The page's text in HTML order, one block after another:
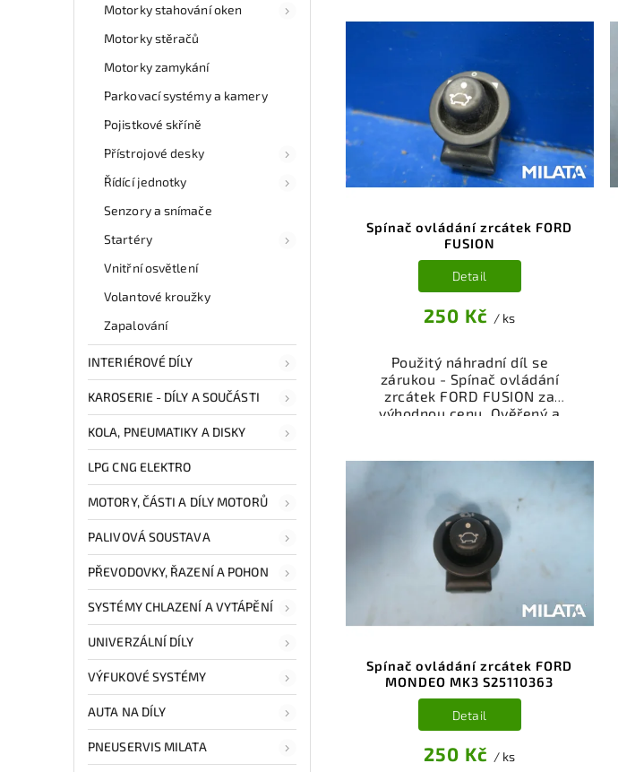
Motorky stahování oken
Motorky stěračů
Motorky zamykání
Parkovací systémy a kamery
Pojistkové skříně
Přístrojové desky
Řídící jednotky
Senzory a snímače
Startéry
Vnitřní osvětlení
Volantové kroužky
Zapalování
INTERIÉROVÉ DÍLY
KAROSERIE - DÍLY A SOUČÁSTI
KOLA, PNEUMATIKY A DISKY
LPG CNG ELEKTRO
MOTORY, ČÁSTI A DÍLY MOTORŮ
PALIVOVÁ SOUSTAVA
PŘEVODOVKY, ŘAZENÍ A POHON
SYSTÉMY CHLAZENÍ A VYTÁPĚNÍ
UNIVERZÁLNÍ DÍLY
VÝFUKOVÉ SYSTÉMY
AUTA NA DÍLY
PNEUSERVIS MILATA
příslušenství pro váš vůz.
montáži. Nabízíme osobní
odběr nebo rychlé doručení
přes e-shop. Samozřejmostí je
garance vrácení peněz v
případě nespokojenosti.
Spínač ovládání zrcátek FORD
FUSION
250 Kč / ks
Detail
Použitý náhradní díl se
zárukou - Spínač ovládání
zrcátek FORD FUSION za
výhodnou cenu. Ověřený a
příslušenství pro váš vůz.
vrakoviště, připravený k
montáži. Nabízíme osobní
odběr nebo rychlé doručení
přes e-shop. Samozřejmostí je
garance vrácení peněz v
případě nespokojenosti.
Spínač ovládání zrcátek FORD
MONDEO MK3 S25110363
250 Kč / ks
Detail